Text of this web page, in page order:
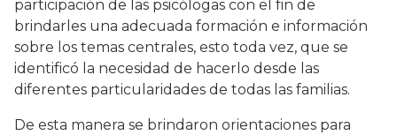
participación de las psicólogas con el fin de
brindarles una adecuada formación e información
sobre los temas centrales, esto toda vez, que se
identificó la necesidad de hacerlo desde las
diferentes particularidades de todas las familias.
De esta manera se brindaron orientaciones para